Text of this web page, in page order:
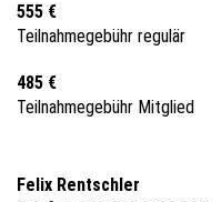
555 €
Teilnahmegebühr regulär
485 €
Teilnahmegebühr Mitglied
Felix Rentschler